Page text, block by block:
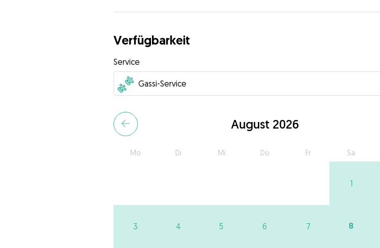
Verfügbarkeit
Service
August 2026
Mo Di Mi Do Fr Sa
1
3 4 5 6 7 8